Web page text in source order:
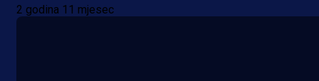
Grbavica se prisjetila Izeta
2 godina 11 mjesec